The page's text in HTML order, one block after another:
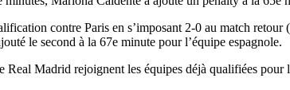
contre Paris en s’imposant 2-0 au match
le second à la 67e minute pour l’équipe espagnole.
Real Madrid rejoignent les équipes déjà qualifiées